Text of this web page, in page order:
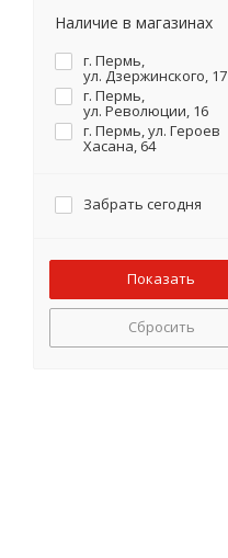
Наличие в магазинах
г. Пермь,
ул. Дзержинского, 17
г. Пермь,
ул. Революции, 16
г. Пермь, ул. Героев
Хасана, 64
Забрать сегодня
Сбросить